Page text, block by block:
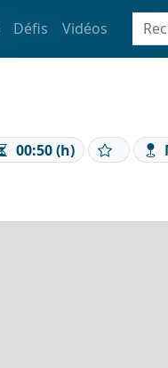
Défis Vidéos
00:50 (h)